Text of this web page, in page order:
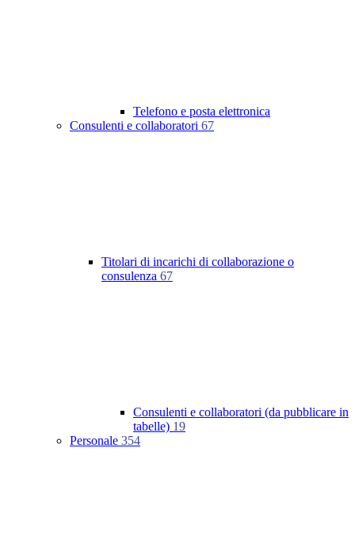
Telefono e posta elettronica
Consulenti e collaboratori 67
Titolari di incarichi di collaborazione o
consulenza 67
Consulenti e collaboratori (da pubblicare in
tabelle) 19
Personale 354